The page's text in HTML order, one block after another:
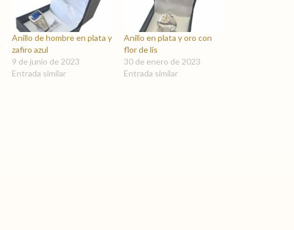
Anillo de hombre en plata y
zafiro azul
9 de junio de 2023
Entrada similar
Anillo en plata y oro con
flor de lis
30 de enero de 2023
Entrada similar